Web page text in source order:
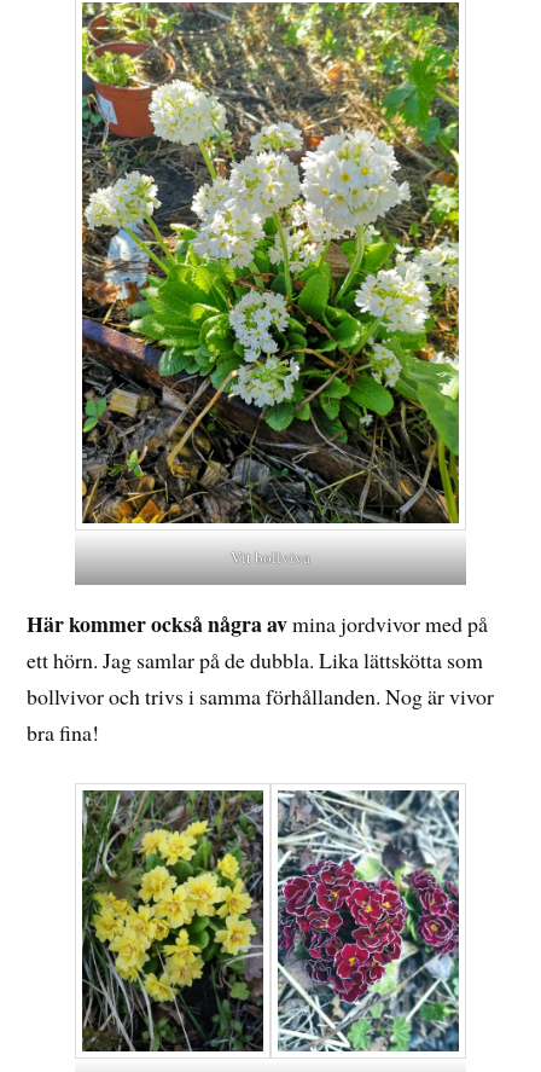
Vit bollviva
Här kommer också några avmina jordvivor med på
ett hörn. Jag samlar på de dubbla. Lika lättskötta som
bollvivor och trivs i samma förhållanden. Nog är vivor
bra fina!